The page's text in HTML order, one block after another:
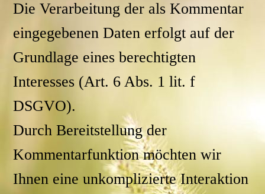
Die Verarbeitung der als Kommentar
eingegebenen Daten erfolgt auf der
Grundlage eines berechtigten
Interesses (Art. 6 Abs. 1 lit. f
DSGVO).
Durch Bereitstellung der
Kommentarfunktion möchten wir
Ihnen eine unkomplizierte Interaktion